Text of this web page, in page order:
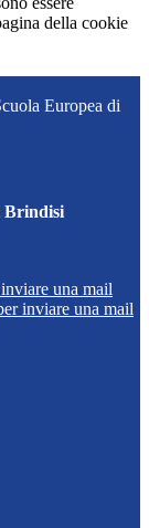
della cookie
Europea di
Brindisi
una mail
inviare una mail